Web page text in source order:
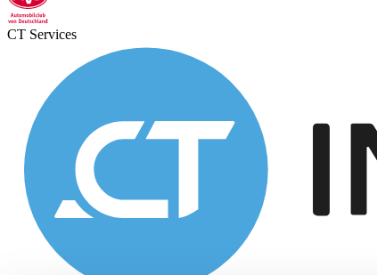
CT Services